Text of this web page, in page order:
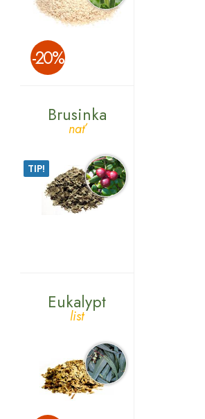
­-20%
Brusinka
nať
TIP!
Eukalypt
list